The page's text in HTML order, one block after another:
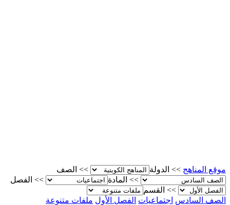
المناهج >> الدولة >> الصف
>> المادة >> الفصل
>> القسم
السادس اجتماعيات الفصل الأول ملفات متنوعة